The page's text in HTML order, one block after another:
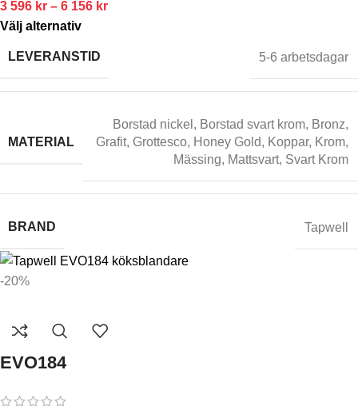
3 596 kr – 6 156 kr
Välj alternativ
LEVERANSTID 5-6 arbetsdagar
MATERIAL
Borstad nickel , Borstad svart krom, Bronz,
Grafit, Grottesco, Honey Gold, Koppar, Krom,
Mässing, Mattsvart, Svart Krom
BRAND Tapwell
-20%
EVO184